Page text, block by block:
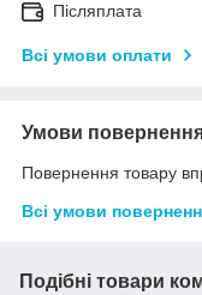
Післяплата
Всі умови оплати
Умови
Повернення товару
Всі умови
Подібні товари